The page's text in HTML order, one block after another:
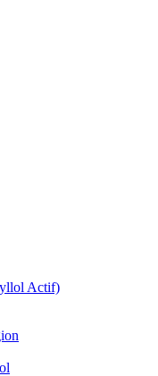
Actif)